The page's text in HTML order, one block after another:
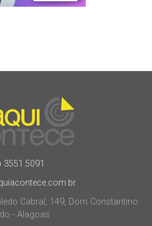
3551.5091
Cabral, 149, Dom Constantino.
- Alagoas